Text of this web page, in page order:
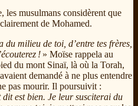
les musulmans considèrent que
de Mohamed.
du milieu de toi, d’entre tes frères,
! » Moïse rappela au
du mont Sinaï, là où la Torah,
demandé à ne plus entendre
pas mourir. Il poursuivit :
est bien. Je leur susciterai du